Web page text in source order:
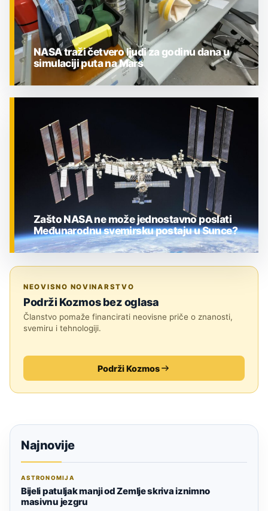
NASA traži četvero ljudi za godinu dana u
simulaciji puta na Mars
Zašto NASA ne može jednostavno poslati
Međunarodnu svemirsku postaju u Sunce?
NEOVISNO NOVINARSTVO
Podrži Kozmos bez oglasa
Članstvo pomaže financirati neovisne priče o znanosti,
svemiru i tehnologiji.
Podrži Kozmos
Najnovije
ASTRONOMIJA
Bijeli patuljak manji od Zemlje skriva iznimno
masivnu jezgru